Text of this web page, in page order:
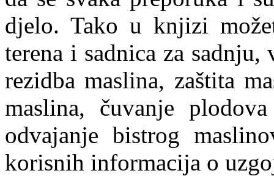
djelo. Tako u knjizi
terena i sadnica za
rezidba maslina, zaštita
maslina, čuvanje
odvajanje bistrog
korisnih informacija o